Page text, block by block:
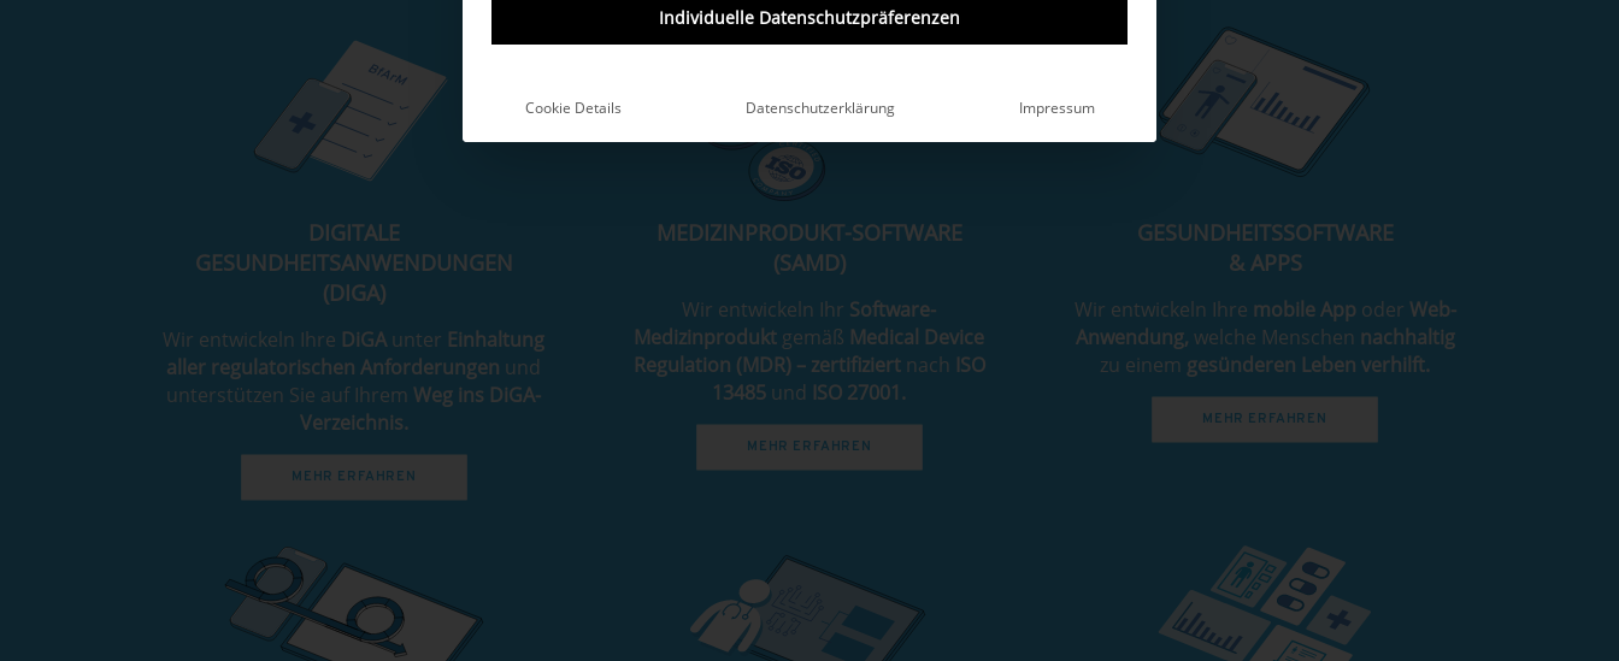
DIGITALE
GESUNDHEITSANWENDUNGEN
(DIGA)
Wir entwickeln Ihre DiGAunter Einhaltung
aller regulatorischen Anforderungen und
unterstützen Sie auf Ihrem Weg ins DiGA-
Verzeichnis.
MEHR ERFAHREN
MEDIZINPRODUKT-SOFTWARE
(SAMD)
Wir entwickeln Ihr Software-
Medizinprodukt gemäß Medical Device
Regulation (MDR) – zertifiziert nach ISO
13485 und ISO 27001.
MEHR ERFAHREN
GESUNDHEITSSOFTWARE
& APPS
Wir entwickeln Ihre mobile App oder Web-
Anwendung, welche Menschen nachhaltig
zu einem gesünderen Leben verhilft.
MEHR ERFAHREN
Individuelle Datenschutzpräferenzen
Cookie Details Datenschutzerklärung Impressum